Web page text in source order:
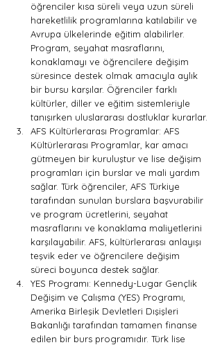
öğrenciler kısa süreli veya uzun süreli
hareketlilik programlarına katılabilir ve
Avrupa ülkelerinde eğitim alabilirler.
Program, seyahat masraflarını,
konaklamayı ve öğrencilere değişim
süresince destek olmak amacıyla aylık
bir bursu karşılar. Öğrenciler farklı
kültürler, diller ve eğitim sistemleriyle
tanışırken uluslararası dostluklar kurarlar.
AFS Kültürlerarası Programlar: AFS
Kültürlerarası Programlar, kar amacı
gütmeyen bir kuruluştur ve lise değişim
programları için burslar ve mali yardım
sağlar. Türk öğrenciler, AFS Türkiye
tarafından sunulan burslara başvurabilir
ve program ücretlerini, seyahat
masraflarını ve konaklama maliyetlerini
karşılayabilir. AFS, kültürlerarası anlayışı
teşvik eder ve öğrencilere değişim
süreci boyunca destek sağlar.
YES Programı: Kennedy-Lugar Gençlik
Değişim ve Çalışma (YES) Programı,
Amerika Birleşik Devletleri Dışişleri
Bakanlığı tarafından tamamen finanse
edilen bir burs programıdır. Türk lise